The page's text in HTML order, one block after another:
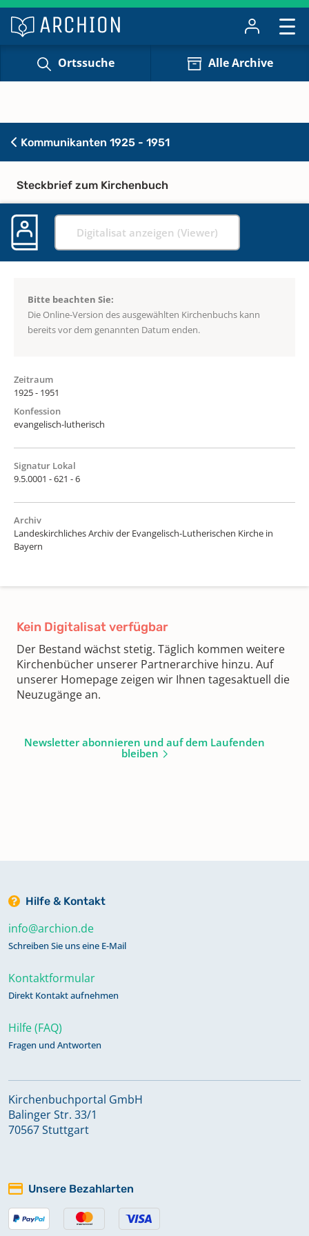
Ortssuche Alle Archive
Kommunikanten 1925 - 1951
Steckbrief zum Kirchenbuch
Digitalisat anzeigen (Viewer)
Bitte beachten Sie:
Die Online-Version des ausgewählten Kirchenbuchs kann
bereits vor dem genannten Datum enden.
Zeitraum
1925 - 1951
Konfession
evangelisch-lutherisch
Signatur Lokal
9.5.0001 - 621 - 6
Archiv
Landeskirchliches Archiv der Evangelisch-Lutherischen Kirche in
Bayern
Kein Digitalisat verfügbar
Der Bestand wächst stetig. Täglich kommen weitere
Kirchenbücher unserer Partnerarchive hinzu. Auf
unserer Homepage zeigen wir Ihnen tagesaktuell die
Neuzugänge an.
Newsletter abonnieren und auf dem Laufenden
bleiben
Hilfe & Kontakt
info@archion.de
Schreiben Sie uns eine E-Mail
Kontaktformular
Direkt Kontakt aufnehmen
Hilfe (FAQ)
Fragen und Antworten
Kirchenbuchportal GmbH
Balinger Str. 33/1
70567 Stuttgart
Unsere Bezahlarten